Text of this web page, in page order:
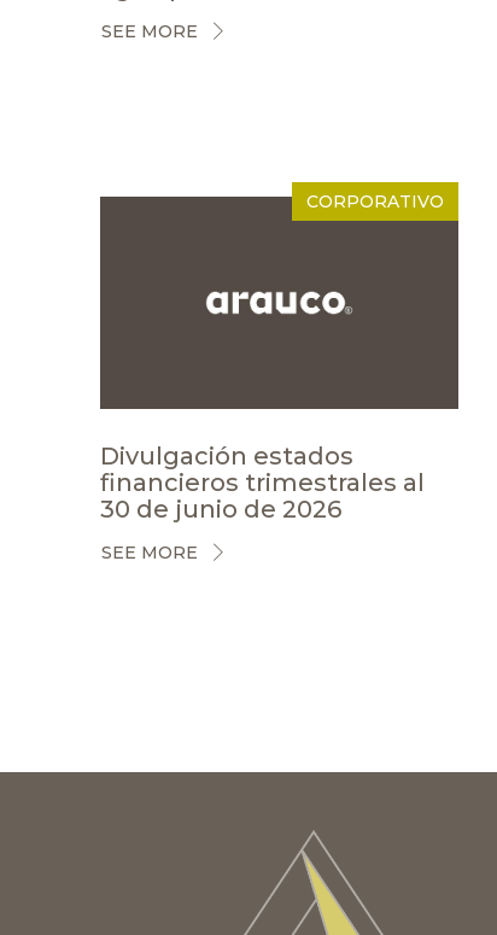
SEE MORE
CORPORATIVO
Divulgación estados
financieros trimestrales al
30 de junio de 2026
SEE MORE